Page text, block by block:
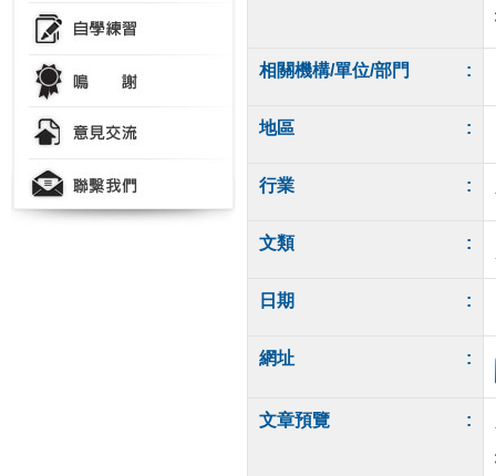
相關機構/單位/部門 :
地區 :
行業 :
文類 :
日期 :
網址 :
文章預覽 :